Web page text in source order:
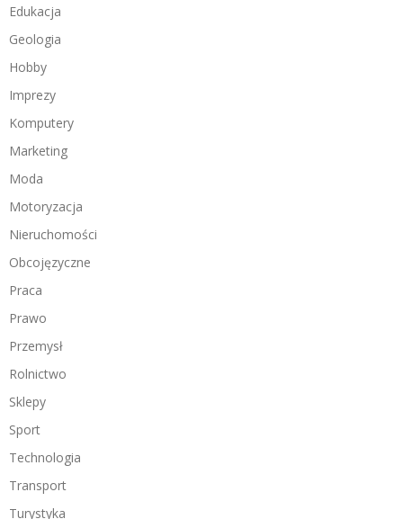
Edukacja
Geologia
Hobby
Imprezy
Komputery
Marketing
Moda
Motoryzacja
Nieruchomości
Obcojęzyczne
Praca
Prawo
Przemysł
Rolnictwo
Sklepy
Sport
Technologia
Transport
Turystyka